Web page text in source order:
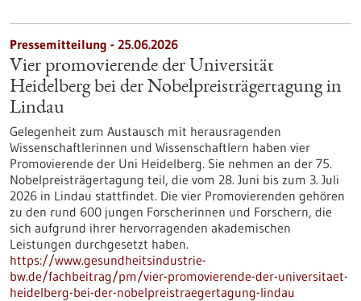
Pressemitteilung - 25.06.2026
Vier promovierende der Universität
Heidelberg bei der Nobelpreisträgertagung in
Lindau
Gelegenheit zum Austausch mit herausragenden
Wissenschaftlerinnen und Wissenschaftlern haben vier
Promovierende der Uni Heidelberg. Sie nehmen an der 75.
Nobelpreisträgertagung teil, die vom 28. Juni bis zum 3. Juli
2026 in Lindau stattfindet. Die vier Promovierenden gehören
zu den rund 600 jungen Forscherinnen und Forschern, die
sich aufgrund ihrer hervorragenden akademischen
Leistungen durchgesetzt haben.
https://www.gesundheitsindustrie-
bw.de/fachbeitrag/pm/vier-promovierende-der-universitaet-
heidelberg-bei-der-nobelpreistraegertagung-lindau